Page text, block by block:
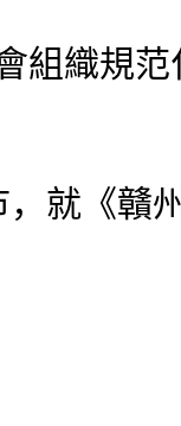
織規范
就《贛